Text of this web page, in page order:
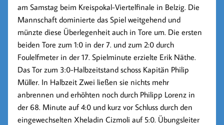
am Samstag beim Kreispokal-Viertelfinale in Belzig. Die
Mannschaft dominierte das Spiel weitgehend und
münzte diese Überlegenheit auch in Tore um. Die ersten
beiden Tore zum 1:0 in der 7. und zum 2:0 durch
Foulelfmeter in der 17. Spielminute erzielte Erik Näthe.
Das Tor zum 3:0-Halbzeitstand schoss Kapitän Philip
Müller. In Halbzeit Zwei ließen sie nichts mehr
anbrennen und erhöhten noch durch Philipp Lorenz in
der 68. Minute auf 4:0 und kurz vor Schluss durch den
eingewechselten Xheladin Cizmoli auf 5:0. Übungsleiter